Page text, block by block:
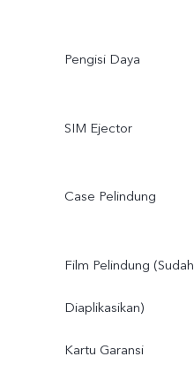
Pengisi Daya
SIM Ejector
Case Pelindung
Film Pelindung (Sudah
Diaplikasikan)
Kartu Garansi